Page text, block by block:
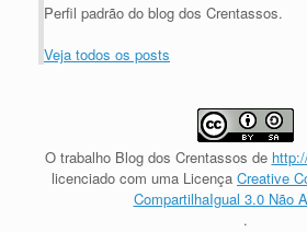
Perfil padrão do blog dos Crentassos.
Veja todos os posts
O trabalho Blog dos Crentassos de
licenciado com uma Licença Creative
CompartilhaIgual 3.0 Não
.